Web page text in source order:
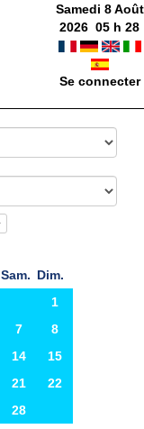
Samedi 8 Août
2026 05 h28
Se connecter
Sam. Dim.
1
7
8
14
15
21
22
28